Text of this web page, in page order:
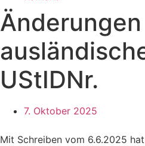
UStIDNr.
7. Oktober 2025
Mit Schreiben vom 6.6.2025